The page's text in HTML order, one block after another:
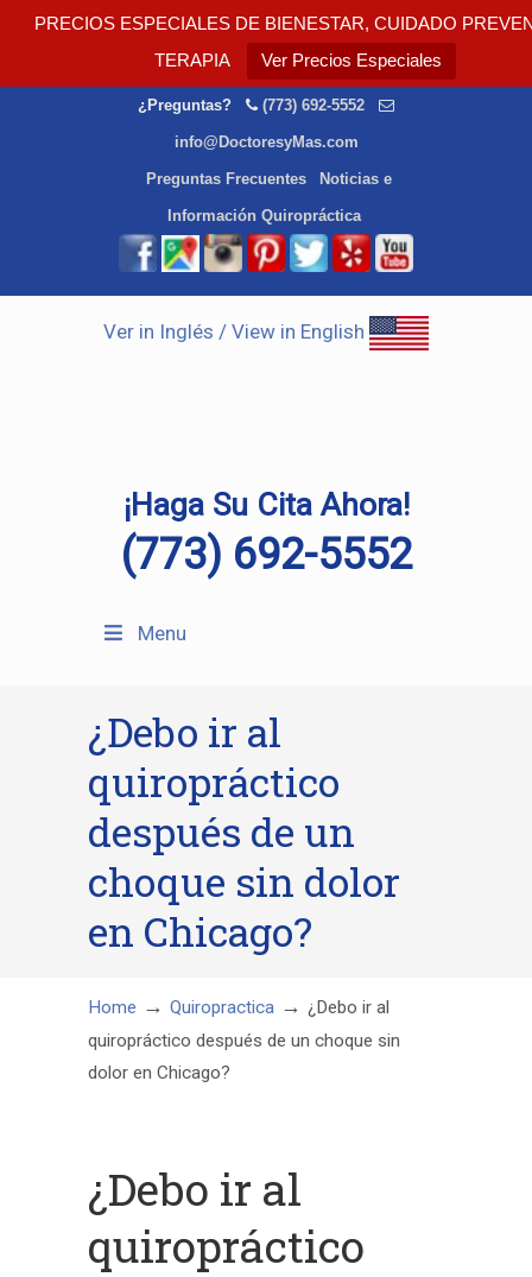
PRECIOS ESPECIALES DE BIENESTAR, CUIDADO
TERAPIA
Ver Precios Especiales
¿Preguntas? (773) 692-5552
info@DoctoresyMas.com
Preguntas Frecuentes Noticias e
Información Quiropráctica
Ver in Inglés / View in English
¡Haga Su Cita Ahora!
(773) 692-5552
Menu
¿Debo ir al
quiropráctico
después de un
choque sin dolor
en Chicago?
Home → Quiropractica → ¿Debo ir al
quiropráctico después de un choque sin
dolor en Chicago?
¿Debo ir al
quiropráctico